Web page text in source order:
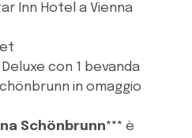
Inn Hotel a Vienna
con 1 bevanda
in omaggio
Schönbrunn*** è